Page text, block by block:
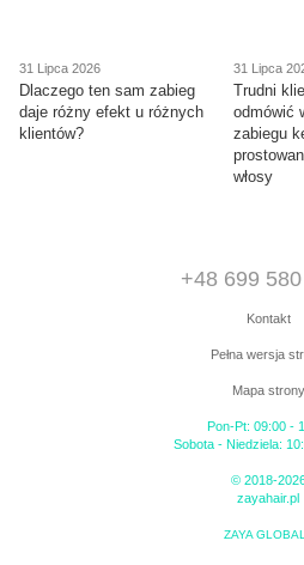
31 Lipca 2026
Dlaczego ten sam zabieg
daje różny efekt u różnych
klientów?
31 Lipca
Trudni
odmówić
zabiegu
włosy
+48 699
Kontakt
Pełna wersja
Mapa strony
Pon-Pt: 09:00 -
Sobota - Niedziela:
© 2018-
zayahair.pl
ZAYA GLOBAL